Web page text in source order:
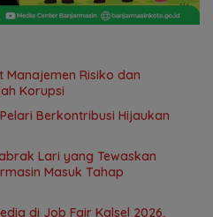
Risiko dan
Korupsi
Berkontribusi Hijaukan
Lari yang Tewaskan
Masuk Tahap
di Job Fair Kalsel 2026,